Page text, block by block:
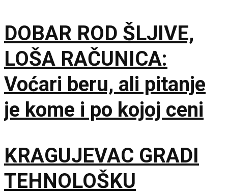
DOBAR ROD ŠLJIVE,
LOŠA RAČUNICA:
Voćari beru, ali pitanje
je kome i po kojoj ceni
KRAGUJEVAC GRADI
TEHNOLOŠKU